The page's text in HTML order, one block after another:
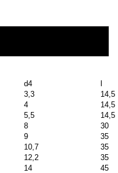
d4
3,3
14,5
4
14,5
5,5
14,5
8
30
9
35
10,7
35
12,2
35
14
45